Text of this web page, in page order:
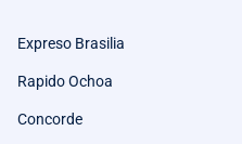
Expreso Brasilia
Rapido Ochoa
Concorde